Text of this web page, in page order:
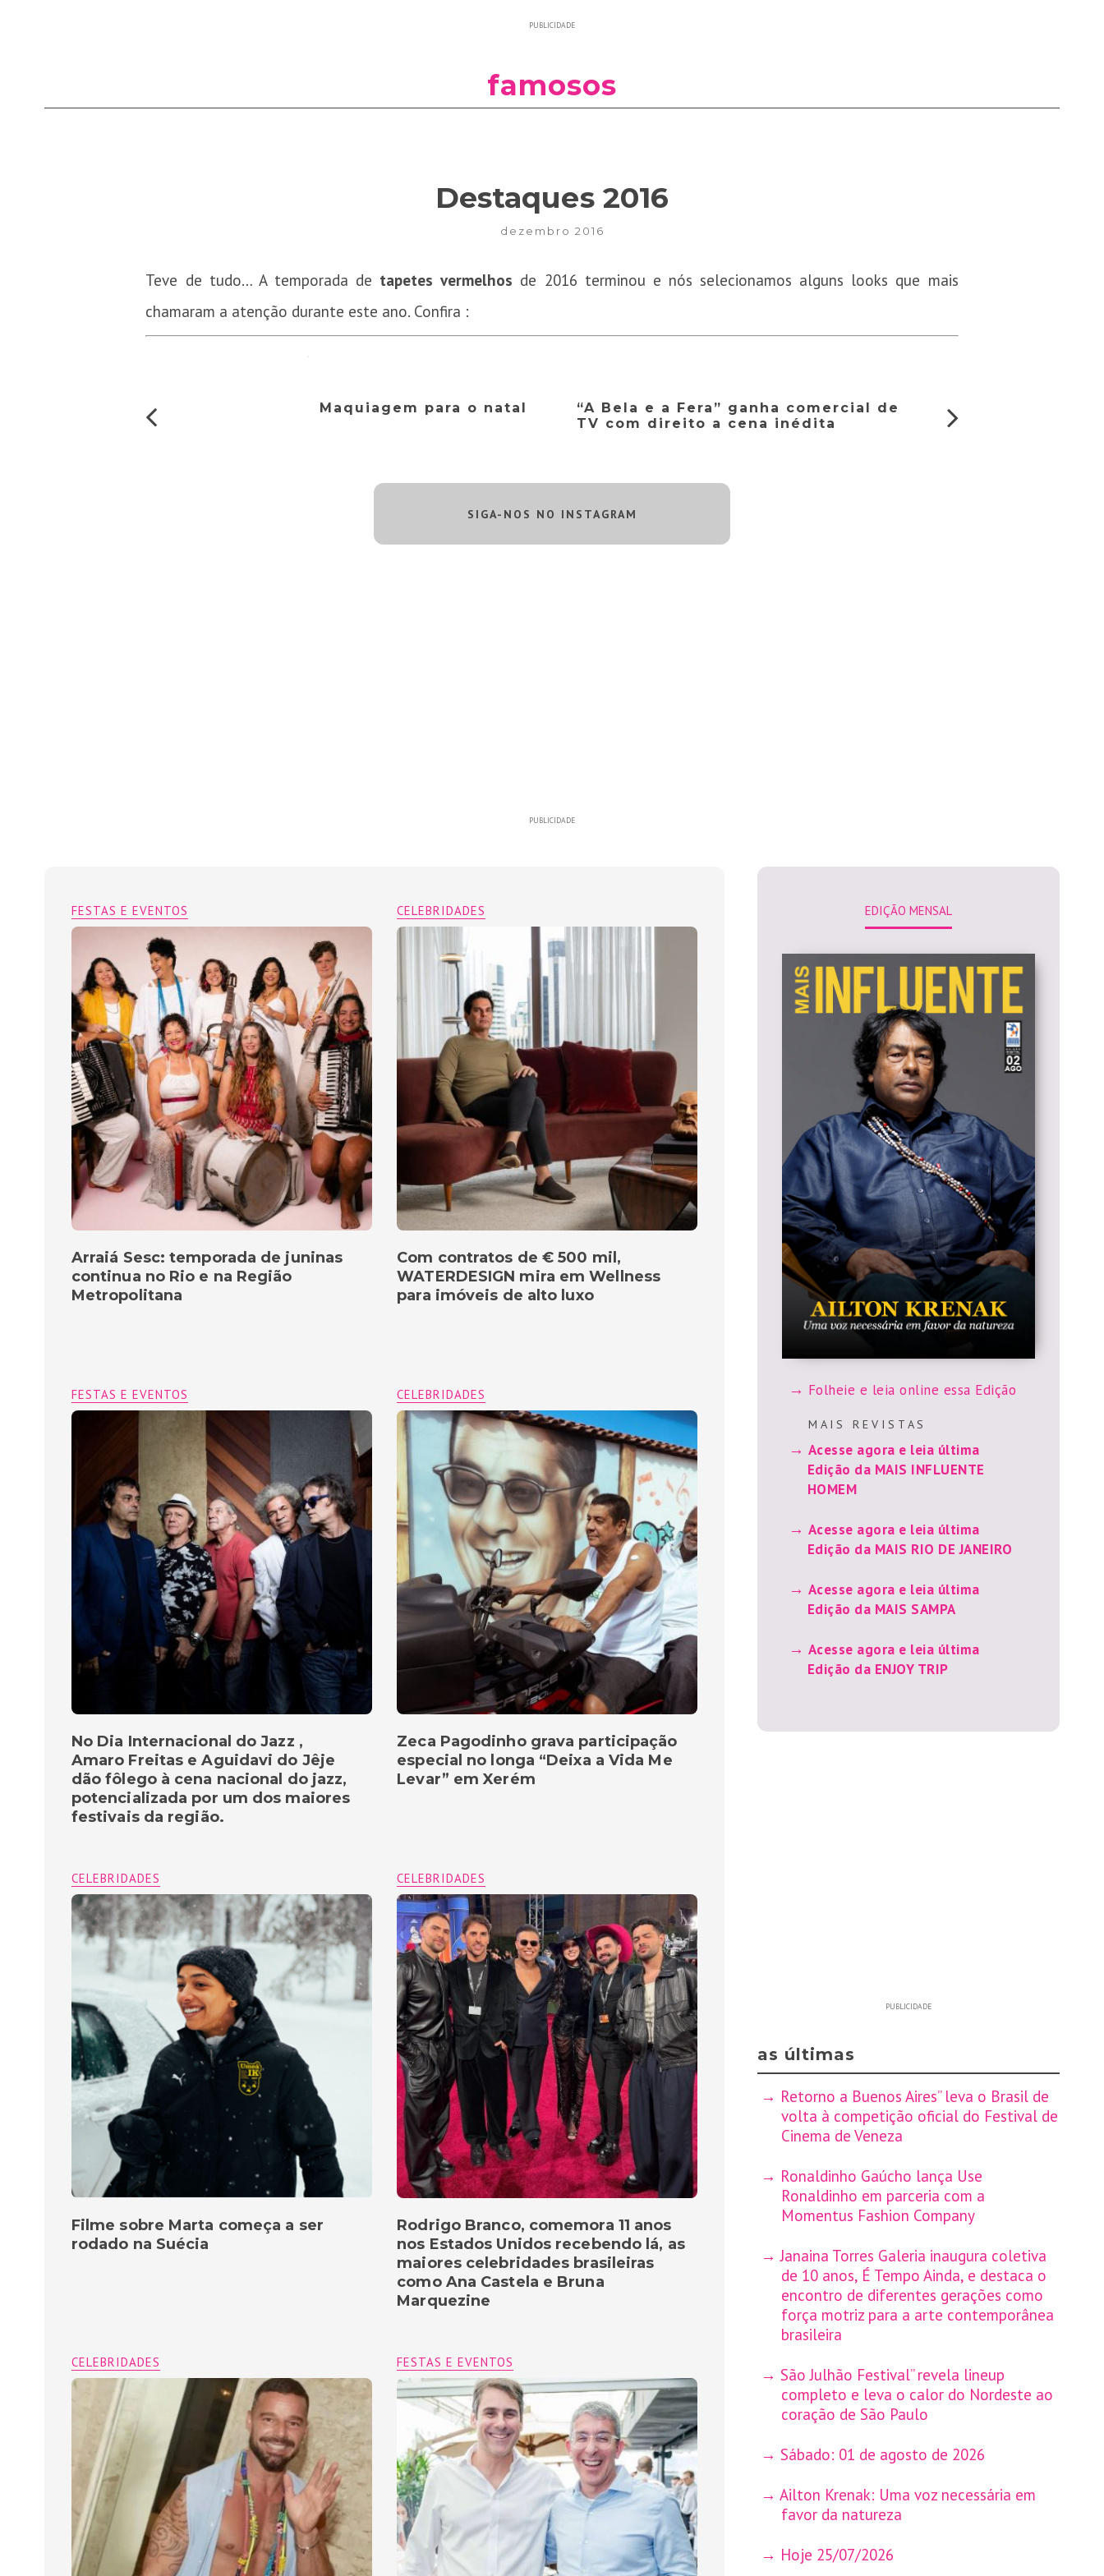
PUBLICIDADE
famosos
Destaques 2016
dezembro 2016
Teve de tudo… A temporada de tapetes vermelhos de 2016 terminou e nós selecionamos alguns looks que mais
chamaram a atenção durante este ano. Confira :
Maquiagem para o natal
“A Bela e a Fera” ganha comercial de
TV com direito a cena inédita
SIGA-NOS NO INSTAGRAM
PUBLICIDADE
CELEBRIDADES
Com contratos de € 500 mil,
WATERDESIGN mira em Wellness
para imóveis de alto luxo
FESTAS E EVENTOS
Arraiá Sesc: temporada de juninas
continua no Rio e na Região
Metropolitana
CELEBRIDADES
Zeca Pagodinho grava participação
especial no longa “Deixa a Vida Me
Levar” em Xerém
FESTAS E EVENTOS
No Dia Internacional do Jazz ,
Amaro Freitas e Aguidavi do Jêje
dão fôlego à cena nacional do jazz,
potencializada por um dos maiores
festivais da região.
CELEBRIDADES
Rodrigo Branco, comemora 11 anos
nos Estados Unidos recebendo lá, as
maiores celebridades brasileiras
como Ana Castela e Bruna
Marquezine
CELEBRIDADES
Filme sobre Marta começa a ser
rodado na Suécia
FESTAS E EVENTOS
CELEBRIDADES
EDIÇÃO MENSAL
Folheie e leia online essa Edição
M A I S R E V I S T A S
Acesse agora e leia última
Edição da MAIS INFLUENTE
HOMEM
Acesse agora e leia última
Edição da MAIS RIO DE JANEIRO
Acesse agora e leia última
Edição da MAIS SAMPA
Acesse agora e leia última
Edição da ENJOY TRIP
PUBLICIDADE
as últimas
Retorno a Buenos Aires” leva o Brasil de
volta à competição oficial do Festival de
Cinema de Veneza
Ronaldinho Gaúcho lança Use
Ronaldinho em parceria com a
Momentus Fashion Company
Janaina Torres Galeria inaugura coletiva
de 10 anos, É Tempo Ainda, e destaca o
encontro de diferentes gerações como
força motriz para a arte contemporânea
brasileira
São Julhão Festival” revela lineup
completo e leva o calor do Nordeste ao
coração de São Paulo
Sábado: 01 de agosto de 2026
Ailton Krenak: Uma voz necessária em
favor da natureza
Hoje 25/07/2026